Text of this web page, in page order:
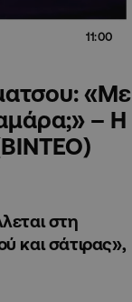
11:00
«Με
– Η
στη
και σάτιρας»,